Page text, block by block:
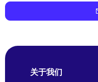
关于我们